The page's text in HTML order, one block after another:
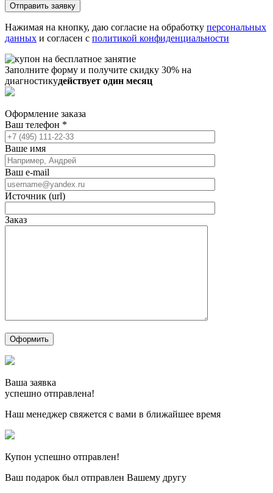
Нажимая на кнопку, даю согласие на обработку персональных
данных и согласен с политикой конфиденциальности
Заполните форму и получите скидку 30% на
диагностикудействует один месяц
Оформление заказа
Ваш телефон *
Ваше имя
Ваш e-mail
Источник (url)
Заказ
Ваша заявка
успешно отправлена!
Наш менеджер свяжется с вами в ближайшее время
Купон успешно отправлен!
Ваш подарок был отправлен Вашему другу